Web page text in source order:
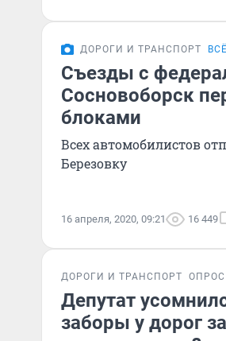
ДОРОГИ И ТРАНСПОРТ
Съезды с
Сосновоборск
блоками
Всех автомобилистов
Березовку
16 апреля, 2020, 09:21 16 449
ДОРОГИ И ТРАНСПОРТ ОПРОС
Депутат
заборы у дорог